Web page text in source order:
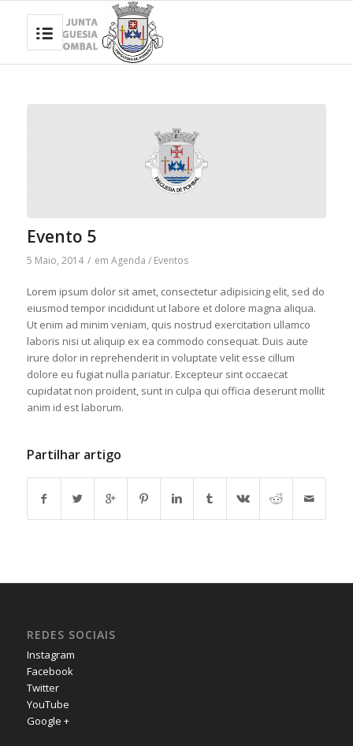
Evento 5
5 Maio, 2014 / em Agenda / Eventos
Lorem ipsum dolor sit amet, consectetur adipisicing elit, sed do
eiusmod tempor incididunt ut labore et dolore magna aliqua.
Ut enim ad minim veniam, quis nostrud exercitation ullamco
laboris nisi ut aliquip ex ea commodo consequat. Duis aute
irure dolor in reprehenderit in voluptate velit esse cillum
dolore eu fugiat nulla pariatur. Excepteur sint occaecat
cupidatat non proident, sunt in culpa qui officia deserunt mollit
anim id est laborum.
Partilhar artigo
REDES SOCIAIS
Instagram
Facebook
Twitter
YouTube
Google +